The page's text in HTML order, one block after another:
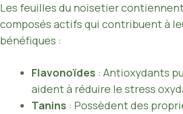
Les feuilles du noisetier
composés actifs qui contribuent à
bénéfiques :
Flavonoïdes : Antioxydants
aident à réduire le stress
Tanins : Possèdent des